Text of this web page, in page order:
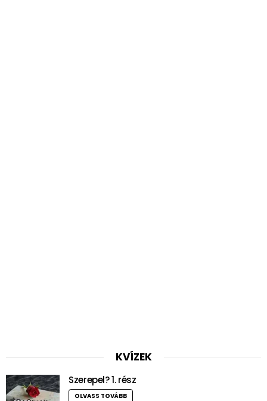
KVÍZEK
Szerepel? 1. rész
OLVASS TOVÁBB